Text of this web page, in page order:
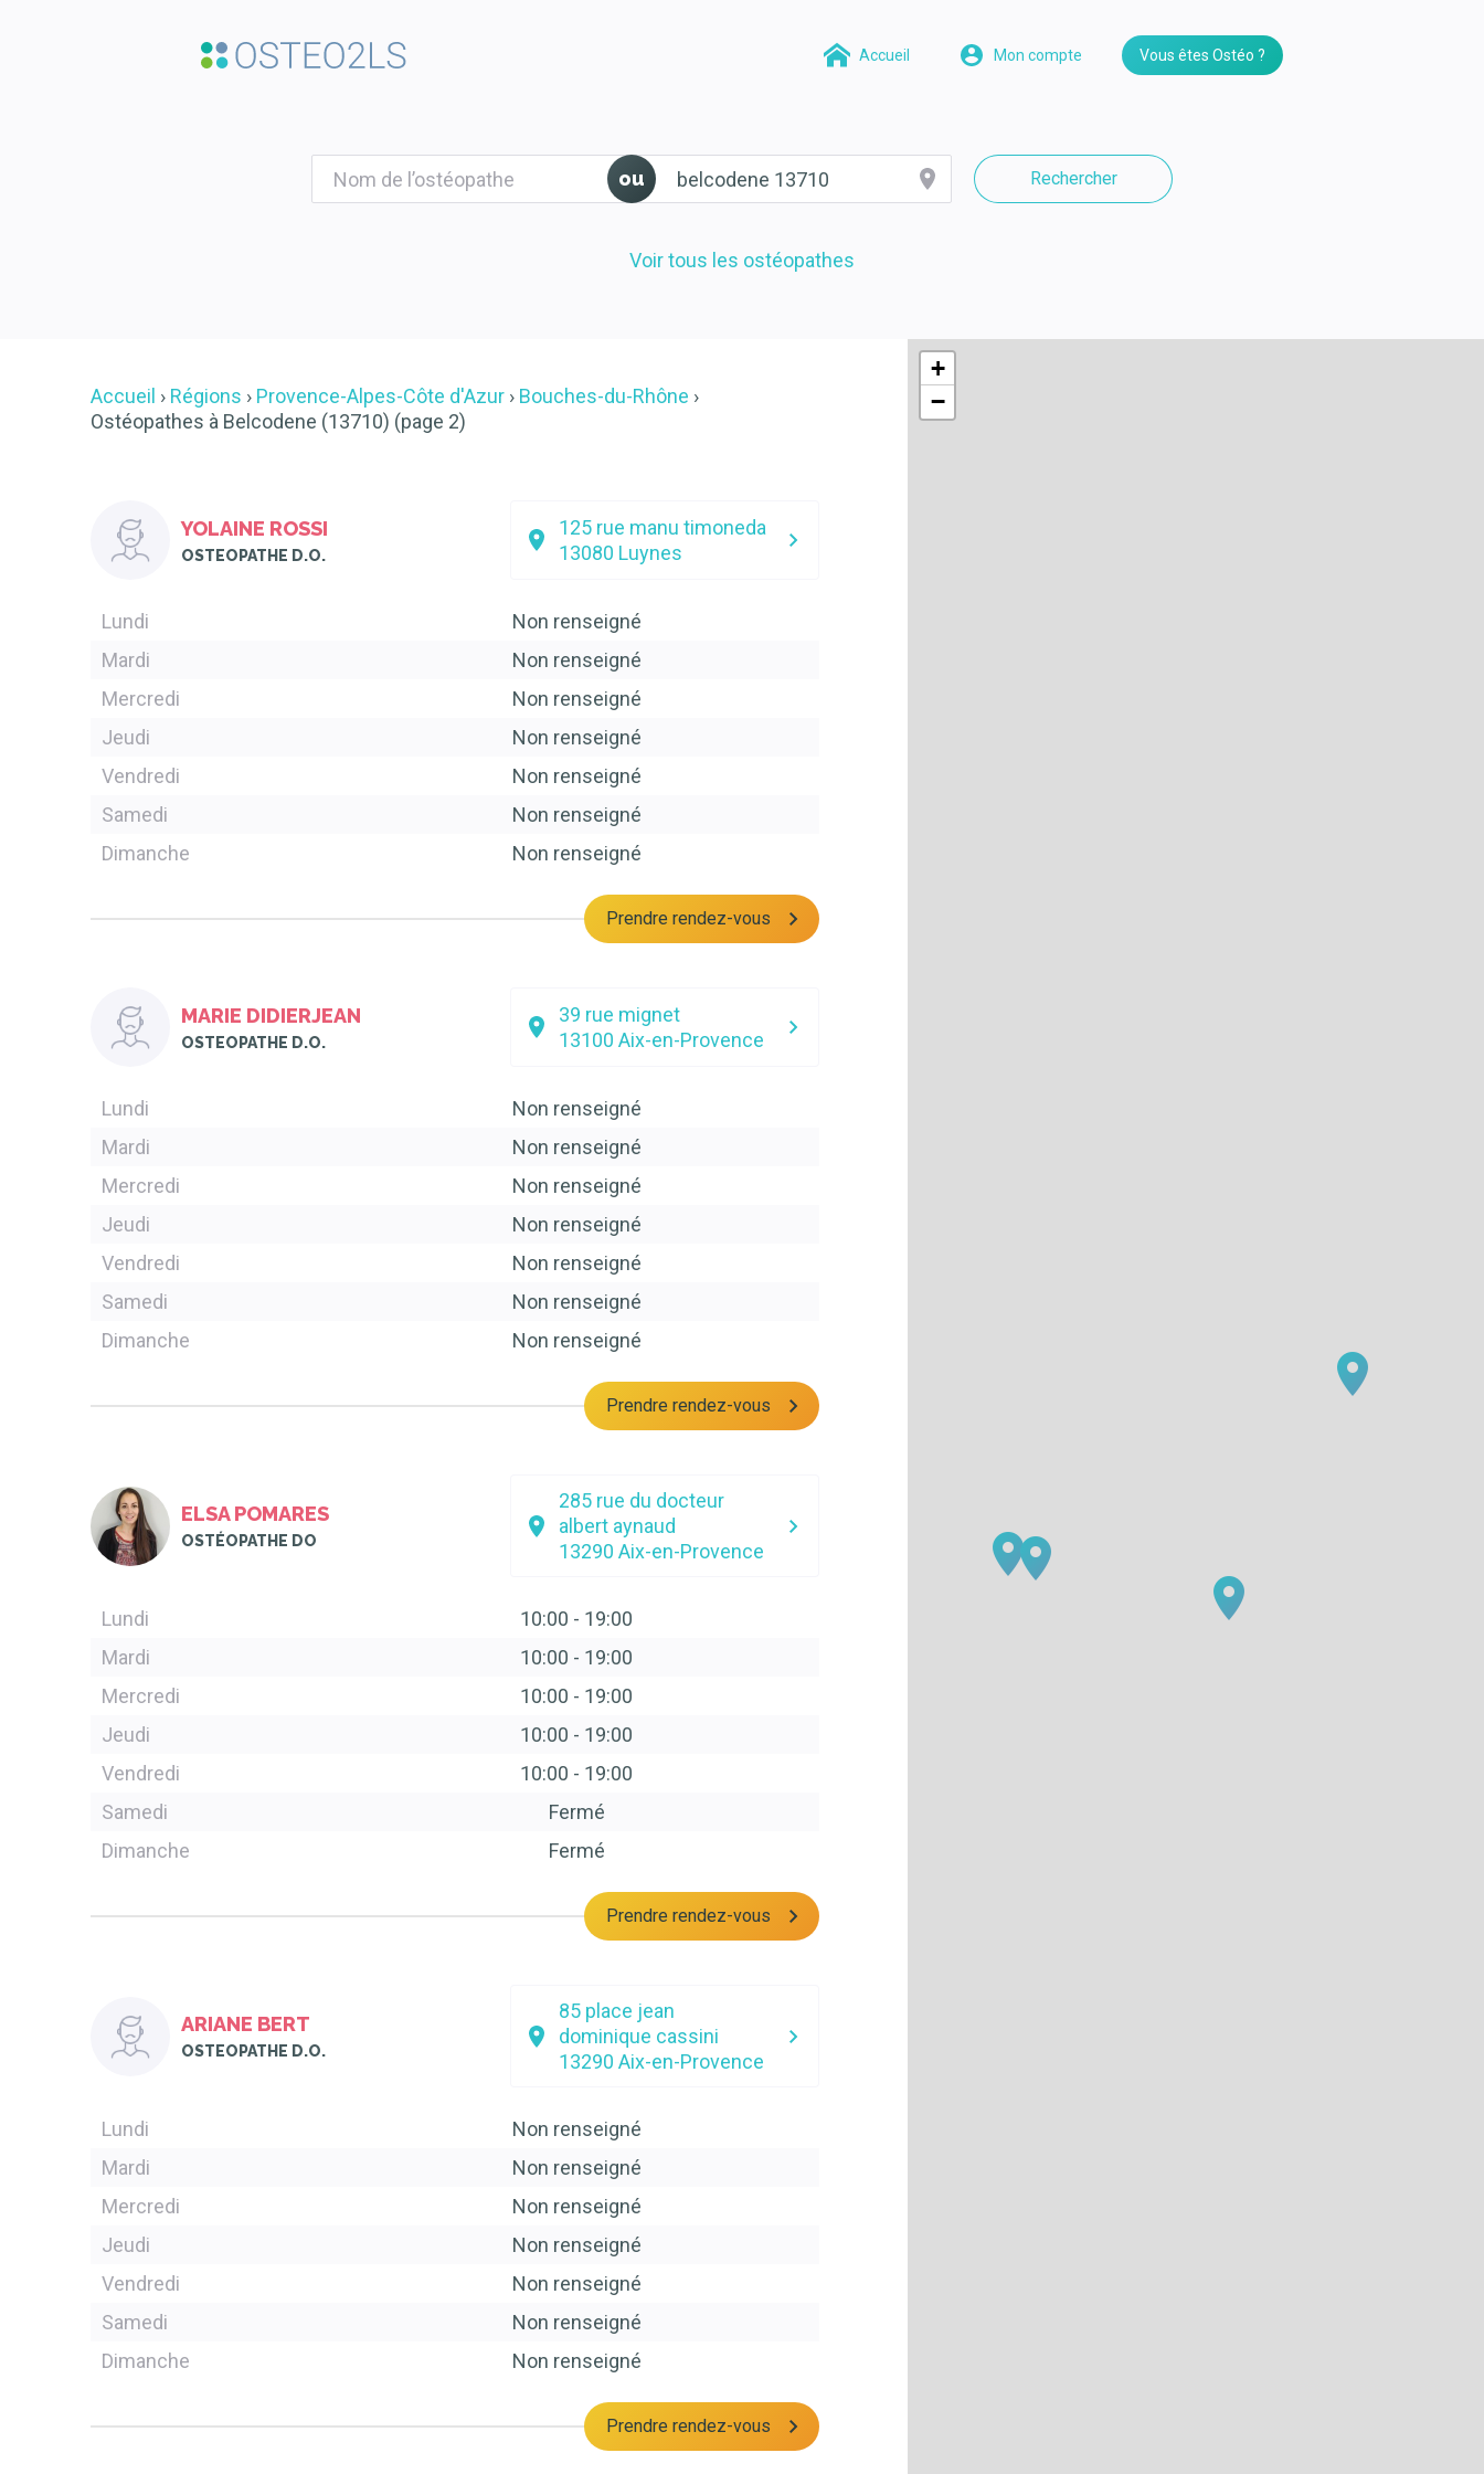
Accueil Mon compte Vous êtes Ostéo ?
ou Rechercher
Voir tous les ostéopathes
Accueil Régions Provence-Alpes-Côte d'Azur
Bouches-du-Rhône
Ostéopathes à Belcodene (13710) (page 2)
YOLAINE ROSSI
OSTEOPATHE D.O.
125 rue manu timoneda
13080 Luynes
Lundi
Non renseigné
Mardi
Non renseigné
Mercredi
Non renseigné
Jeudi
Non renseigné
Vendredi
Non renseigné
Samedi
Non renseigné
Dimanche
Non renseigné
Prendre rendez-vous
MARIE DIDIERJEAN
OSTEOPATHE D.O.
39 rue mignet
13100 Aix-en-Provence
Lundi
Non renseigné
Mardi
Non renseigné
Mercredi
Non renseigné
Jeudi
Non renseigné
Vendredi
Non renseigné
Samedi
Non renseigné
Dimanche
Non renseigné
Prendre rendez-vous
ELSA POMARES
OSTÉOPATHE DO
285 rue du docteur
albert aynaud
13290 Aix-en-Provence
Lundi 10:00 - 19:00
Mardi
10:00 - 19:00
Mercredi
10:00 - 19:00
Jeudi
10:00 - 19:00
Vendredi
10:00 - 19:00
Samedi
Fermé
Dimanche
Fermé
Prendre rendez-vous
ARIANE BERT
OSTEOPATHE D.O.
85 place jean
dominique cassini
13290 Aix-en-Provence
Lundi
Non renseigné
Mardi
Non renseigné
Mercredi
Non renseigné
Jeudi
Non renseigné
Vendredi
Non renseigné
Samedi
Non renseigné
Dimanche
Non renseigné
Prendre rendez-vous
+
−